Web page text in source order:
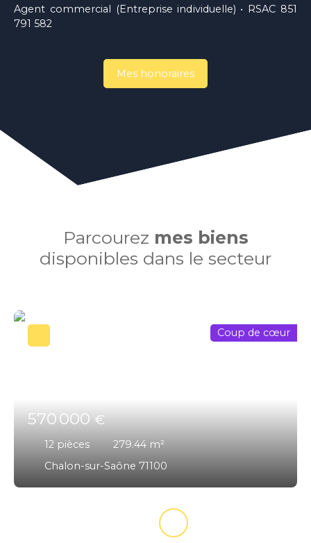
Agent commercial (Entreprise individuelle) • RSAC 851
791 582
Mes honoraires
Parcourez mes biens
disponibles dans le secteur
570 000€
12 pièces 279.44 m²
Chalon-sur-Saône 71100
Coup de cœur